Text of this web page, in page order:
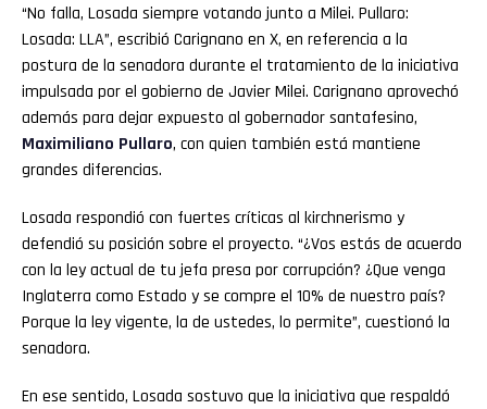
“No falla, Losada siempre votando junto a Milei. Pullaro:
Losada: LLA”, escribió Carignano en X, en referencia a la
postura de la senadora durante el tratamiento de la iniciativa
impulsada por el gobierno de Javier Milei. Carignano aprovechó
además para dejar expuesto al gobernador santafesino,
Maximiliano Pullaro, con quien también está mantiene
grandes diferencias.
Losada respondió con fuertes críticas al kirchnerismo y
defendió su posición sobre el proyecto. “¿Vos estás de acuerdo
con la ley actual de tu jefa presa por corrupción? ¿Que venga
Inglaterra como Estado y se compre el 10% de nuestro país?
Porque la ley vigente, la de ustedes, lo permite”, cuestionó la
senadora.
En ese sentido, Losada sostuvo que la iniciativa que respaldó